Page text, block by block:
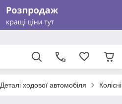
Деталі ходової автомобіля